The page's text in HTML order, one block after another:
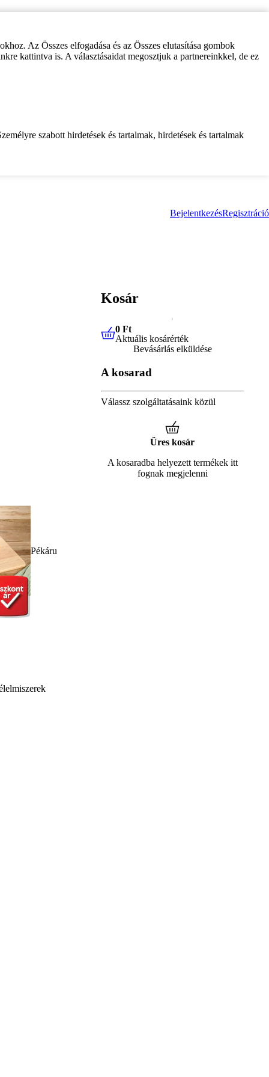
Az Összes elfogadása és az Összes elutasítása gombok
kattintva is. A választásaidat megosztjuk a partnereinkkel, de ez
szabott hirdetések és tartalmak, hirdetések és tartalmak
BejelentkezésRegisztráció
Pékáru
Kosár
0 FtAktuális kosárérték
0 Ft
Aktuális kosárérték
Bevásárlás elküldése
A kosarad
Válassz szolgáltatásaink közül
Üres kosár
A kosaradba helyezett termékek itt
fognak megjelenni